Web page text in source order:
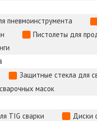
пневмоинструмента
Пистолеты для
Защитные стекла для
масок
TIG сварки
Диски